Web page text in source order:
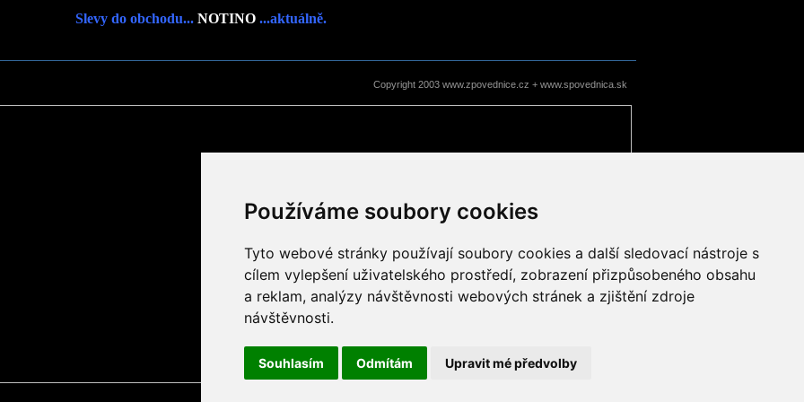
Používáme soubory cookies
Tyto webové stránky používají soubory cookies a další sledovací nástroje s
cílem vylepšení uživatelského prostředí, zobrazení přizpůsobeného obsahu
a reklam, analýzy návštěvnosti webových stránek a zjištění zdroje
návštěvnosti.
Souhlasím Odmítám Upravit mé předvolby
Slevy do obchodu... NOTINO ...aktuálně.
Copyright 2003 www.zpovednice.cz + www.spovednica.sk